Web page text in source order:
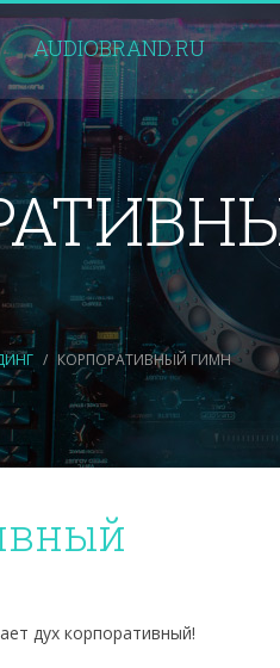
AUDIOBRAND.RU
КОРПОРАТИВНЫЙ ГИМН
дух корпоративный!